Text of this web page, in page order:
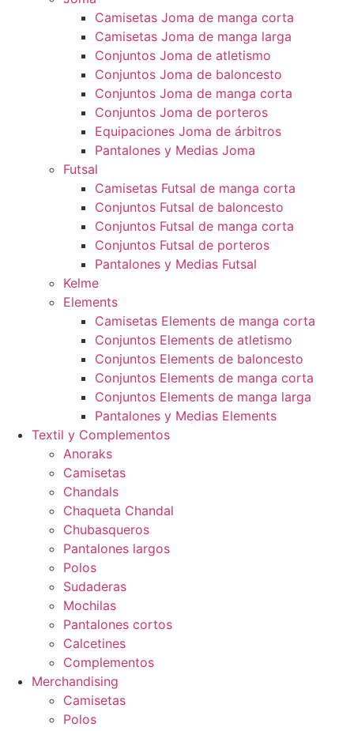
Camisetas Joma de manga corta
Camisetas Joma de manga larga
Conjuntos Joma de atletismo
Conjuntos Joma de baloncesto
Conjuntos Joma de manga corta
Conjuntos Joma de porteros
Equipaciones Joma de árbitros
Pantalones y Medias Joma
Futsal
Camisetas Futsal de manga corta
Conjuntos Futsal de baloncesto
Conjuntos Futsal de manga corta
Conjuntos Futsal de porteros
Pantalones y Medias Futsal
Kelme
Elements
Camisetas Elements de manga corta
Conjuntos Elements de atletismo
Conjuntos Elements de baloncesto
Conjuntos Elements de manga corta
Conjuntos Elements de manga larga
Pantalones y Medias Elements
Textil y Complementos
Anoraks
Camisetas
Chandals
Chaqueta Chandal
Chubasqueros
Pantalones largos
Polos
Sudaderas
Mochilas
Pantalones cortos
Calcetines
Complementos
Merchandising
Camisetas
Polos